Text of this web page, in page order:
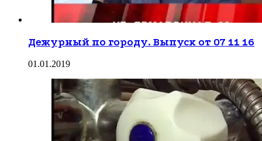
Дежурный по городу. Выпуск от 07 11 16
01.01.2019